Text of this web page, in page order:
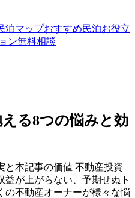
泊マップおすすめ民泊お役立
ン無料相談
る8つの悩みと効
と本記事の価値 不動産投資
益が上がらない、予期せぬト
の不動産オーナーが様々な悩